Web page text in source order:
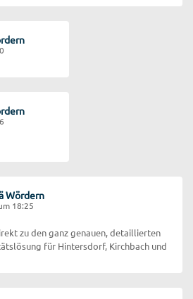
Wördern
18:25
zu den ganz genauen, detaillierten
für Hintersdorf, Kirchbach und